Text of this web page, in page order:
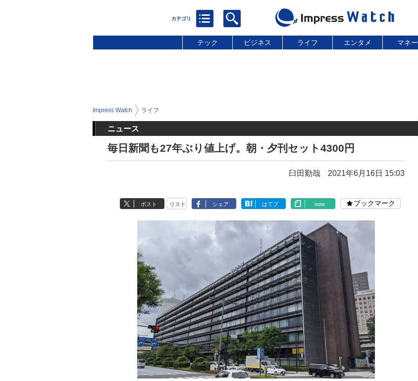
テック ビジネス ライフ エンタメ マネー
Impress Watch ライフ
ニュース
毎日新聞も27年ぶり値上げ。朝・夕刊セット4300円
臼田勤哉 2021年6月16日 15:03
ポスト リスト シェア はてブ note ブックマーク